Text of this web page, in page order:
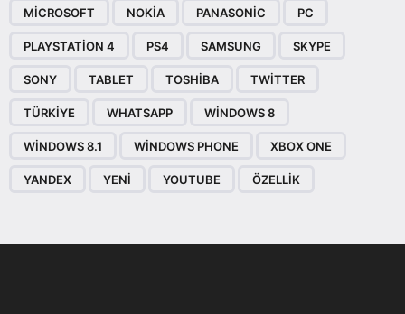
MICROSOFT NOKIA PANASONIC PC
PLAYSTATION 4 PS4 SAMSUNG SKYPE
SONY TABLET TOSHIBA TWITTER
TÜRKIYE WHATSAPP WINDOWS 8
WINDOWS 8.1 WINDOWS PHONE XBOX ONE
YANDEX YENI YOUTUBE ÖZELLIK